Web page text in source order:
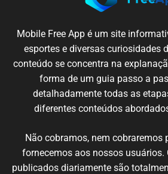
Mobile Free App é um site
esportes e diversas curiosidades
conteúdo se concentra na
forma de um guia passo a
detalhadamente todas as
diferentes conteúdos
Não cobramos, nem cobraremos
fornecemos aos nossos usuários.
publicados diariamente são